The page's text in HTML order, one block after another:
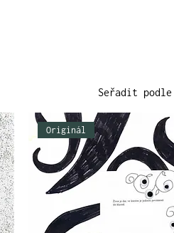
Seřadit podle
Originál